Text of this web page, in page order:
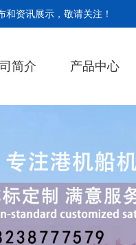
资讯展示，敬请关注！
简介 产品中心